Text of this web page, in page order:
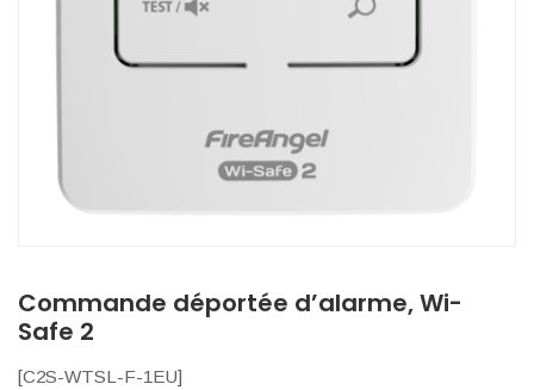
Commande déportée d’alarme, Wi-
Safe 2
[C2S-WTSL-F-1EU]